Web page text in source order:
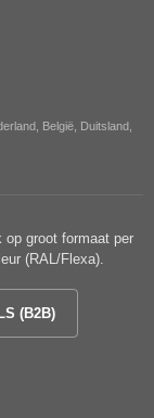
België, Duitsland,
groot formaat per
(RAL/Flexa).
(B2B)